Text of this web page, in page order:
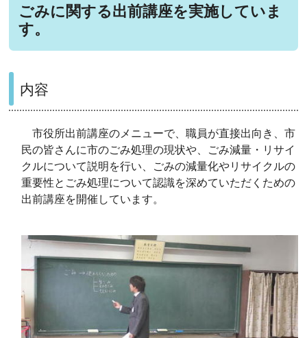
ごみに関する出前講座を実施していま
す。
内容
市役所出前講座のメニューで、職員が直接出向き、市
民の皆さんに市のごみ処理の現状や、ごみ減量・リサイ
クルについて説明を行い、ごみの減量化やリサイクルの
重要性とごみ処理について認識を深めていただくための
出前講座を開催しています。